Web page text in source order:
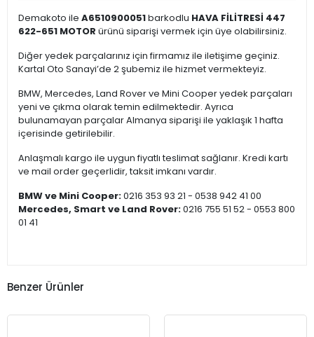
Demakoto ile A6510900051barkodlu HAVA FİLİTRESİ 447
622-651 MOTOR ürünü siparişi vermek için üye olabilirsiniz.
Diğer yedek parçalarınız için firmamız ile iletişime geçiniz.
Kartal Oto Sanayi’de 2 şubemiz ile hizmet vermekteyiz.
BMW, Mercedes, Land Rover ve Mini Cooper yedek parçaları
yeni ve çıkma olarak temin edilmektedir. Ayrıca
bulunamayan parçalar Almanya siparişi ile yaklaşık 1 hafta
içerisinde getirilebilir.
Anlaşmalı kargo ile uygun fiyatlı teslimat sağlanır. Kredi kartı
ve mail order geçerlidir, taksit imkanı vardır.
BMW ve Mini Cooper:0216 353 93 21 - 0538 942 41 00
Mercedes, Smart ve Land Rover:0216 755 51 52 - 0553 800
01 41
Benzer Ürünler